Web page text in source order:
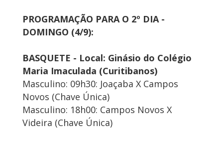
PROGRAMAÇÃO PARA O 2º DIA -
DOMINGO (4/9):
BASQUETE - Local: Ginásio do Colégio
Maria Imaculada (Curitibanos)
Masculino: 09h30: Joaçaba X Campos
Novos (Chave Única)
Masculino: 18h00: Campos Novos X
Videira (Chave Única)